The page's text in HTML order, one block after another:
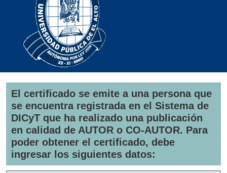
El certificado se emite a una persona que
se encuentra registrada en el Sistema de
DICyT que ha realizado una publicación
en calidad de AUTOR o CO-AUTOR. Para
poder obtener el certificado, debe
ingresar los siguientes datos: